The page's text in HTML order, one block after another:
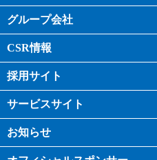
グループ会社
CSR情報
採用サイト
サービスサイト
お知らせ